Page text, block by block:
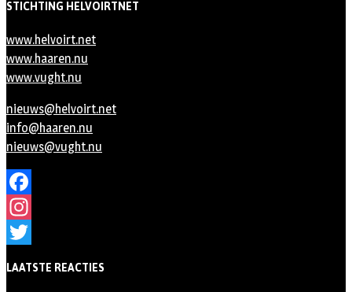
STICHTING HELVOIRTNET
www.helvoirt.net
www.haaren.nu
www.vught.nu
nieuws@helvoirt.net
info@haaren.nu
nieuws@vught.nu
Facebook
Instagram
LAATSTE REACTIES